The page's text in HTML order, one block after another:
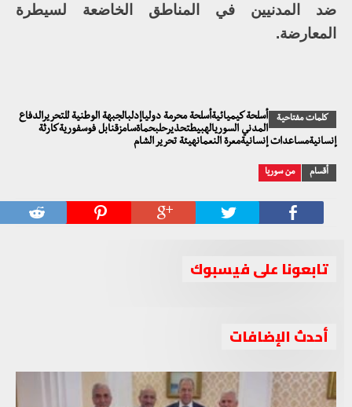
ضد المدنيين في المناطق الخاضعة لسيطرة
المعارضة.
كلمات مفتاحية
أسلحة كيميائيةأسلحة محرمة دولياإدلبالجبهة الوطنية للتحريرالدفاع
المدني السوريالهبيطتحذيرحلبحماةسامزقنابل فوسفوريةكارثة
إنسانيةمساعدات إنسانيةمعرة النعمانهيئة تحرير الشام
أقسام من سوريا
تابعونا على فيسبوك
أحدث الإضافات